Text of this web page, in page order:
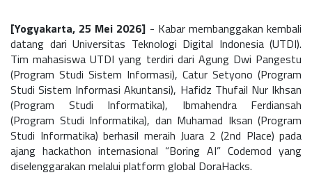
[Yogyakarta, 25 Mei 2026] - Kabar membanggakan kembali
datang dari Universitas Teknologi Digital Indonesia (UTDI).
Tim mahasiswa UTDI yang terdiri dari Agung Dwi Pangestu
(Program Studi Sistem Informasi), Catur Setyono (Program
Studi Sistem Informasi Akuntansi), Hafidz Thufail Nur Ikhsan
(Program Studi Informatika), Ibmahendra Ferdiansah
(Program Studi Informatika), dan Muhamad Iksan (Program
Studi Informatika) berhasil meraih Juara 2 (2nd Place) pada
ajang hackathon internasional “Boring AI” Codemod yang
diselenggarakan melalui platform global DoraHacks.